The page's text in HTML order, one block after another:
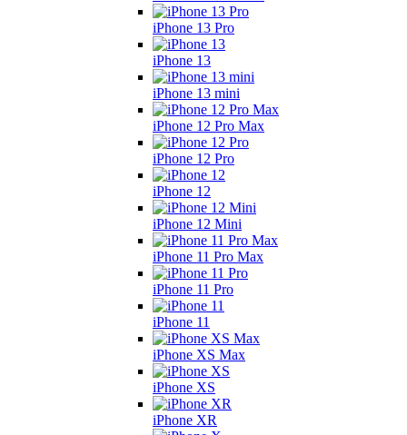
iPhone 13 Pro
iPhone 13
iPhone 13 mini
iPhone 12 Pro Max
iPhone 12 Pro
iPhone 12
iPhone 12 Mini
iPhone 11 Pro Max
iPhone 11 Pro
iPhone 11
iPhone XS Max
iPhone XS
iPhone XR